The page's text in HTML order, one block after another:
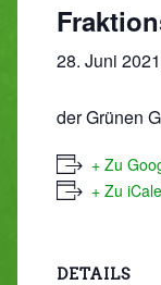
28. Juni
der Grünen
+ Zu
+ Zu
DETAILS